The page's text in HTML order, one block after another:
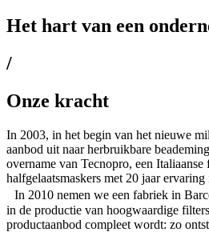
Het hart van een
/
Onze kracht
In 2003, in het begin van het nieuwe
aanbod uit naar herbruikbare
overname van Tecnopro, een
halfgelaatsmaskers met 20 jaar ervaring
In 2010 nemen we een fabriek in
in de productie van hoogwaardige
productaanbod compleet wordt: zo